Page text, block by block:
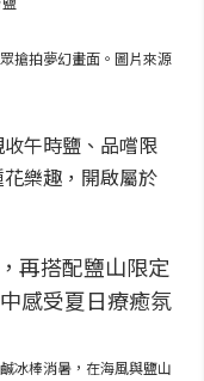
搶拍夢幻畫面。圖片來源
午時鹽、品嚐限
樂趣，開啟屬於
冰棒消暑，在海風與鹽山